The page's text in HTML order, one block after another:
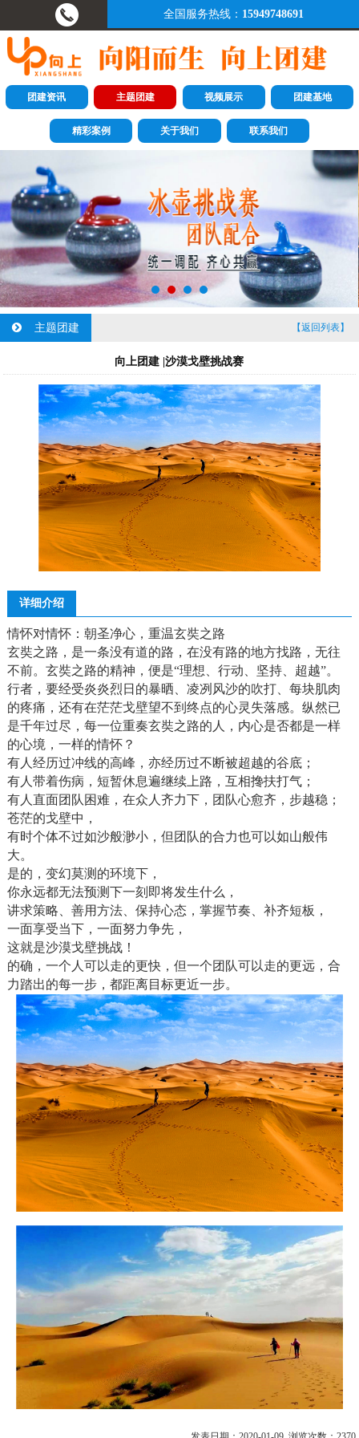
全国服务热线： 15949748691
团建资讯 主题团建 视频展示 团建基地
精彩案例 关于我们 联系我们
主题团建 【返回列表】
向上团建 |沙漠戈壁挑战赛
详细介绍
情怀对情怀：朝圣净心，重温玄奘之路
玄奘之路，是一条没有道的路，在没有路的地方找路，无往
不前。玄奘之路的精神，便是“理想、行动、坚持、超越”。
行者，要经受炎炎烈日的暴晒、凌冽风沙的吹打、每块肌肉
的疼痛，还有在茫茫戈壁望不到终点的心灵失落感。纵然已
是千年过尽，每一位重奏玄奘之路的人，内心是否都是一样
的心境，一样的情怀？
有人经历过冲线的高峰，亦经历过不断被超越的谷底；
有人带着伤病，短暂休息遍继续上路，互相搀扶打气；
有人直面团队困难，在众人齐力下，团队心愈齐，步越稳；
苍茫的戈壁中，
有时个体不过如沙般渺小，但团队的合力也可以如山般伟
大。
是的，变幻莫测的环境下，
你永远都无法预测下一刻即将发生什么，
讲求策略、善用方法、保持心态，掌握节奏、补齐短板，
一面享受当下，一面努力争先，
这就是沙漠戈壁挑战！
的确，一个人可以走的更快，但一个团队可以走的更远，合
力踏出的每一步，都距离目标更近一步。